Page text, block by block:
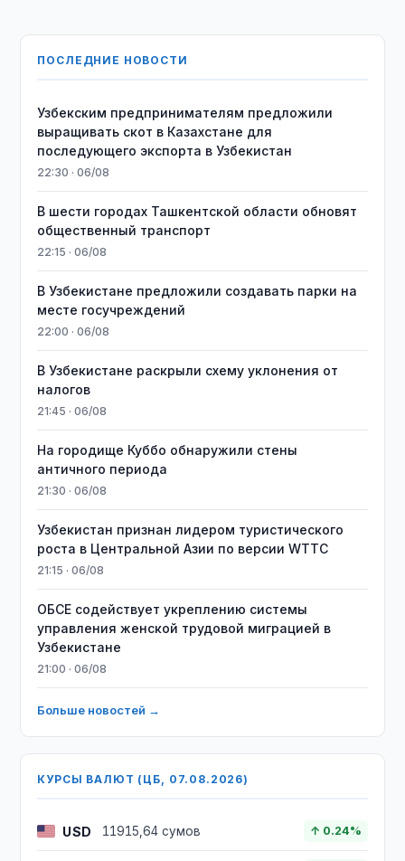
ПОСЛЕДНИЕ НОВОСТИ
Узбекским предпринимателям предложили
выращивать скот в Казахстане для
последующего экспорта в Узбекистан
22:30 · 06/08
В шести городах Ташкентской области обновят
общественный транспорт
22:15 · 06/08
В Узбекистане предложили создавать парки на
месте госучреждений
22:00 · 06/08
В Узбекистане раскрыли схему уклонения от
налогов
21:45 · 06/08
На городище Куббо обнаружили стены
античного периода
21:30 · 06/08
Узбекистан признан лидером туристического
роста в Центральной Азии по версии WTTC
21:15 · 06/08
ОБСЕ содействует укреплению системы
управления женской трудовой миграцией в
Узбекистане
21:00 · 06/08
Больше новостей →
КУРСЫ ВАЛЮТ (ЦБ, 07.08.2026)
USD 11915,64 сумов ↑ 0.24%